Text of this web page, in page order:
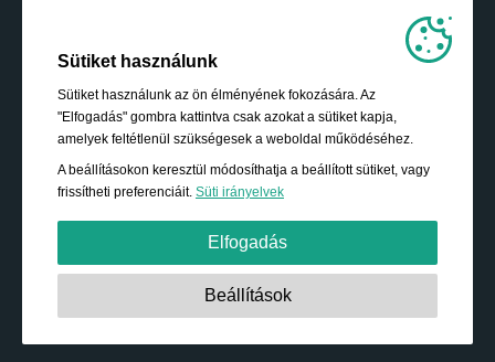
Sütiket használunk
Sütiket használunk az ön élményének fokozására. Az
"Elfogadás" gombra kattintva csak azokat a sütiket kapja,
amelyek feltétlenül szükségesek a weboldal működéséhez.
A beállításokon keresztül módosíthatja a beállított sütiket, vagy
frissítheti preferenciáit. Süti irányelvek
Elfogadás
Szigorúan szükséges:
Ezek a sütik elengedhetetlenek az
Beállítások